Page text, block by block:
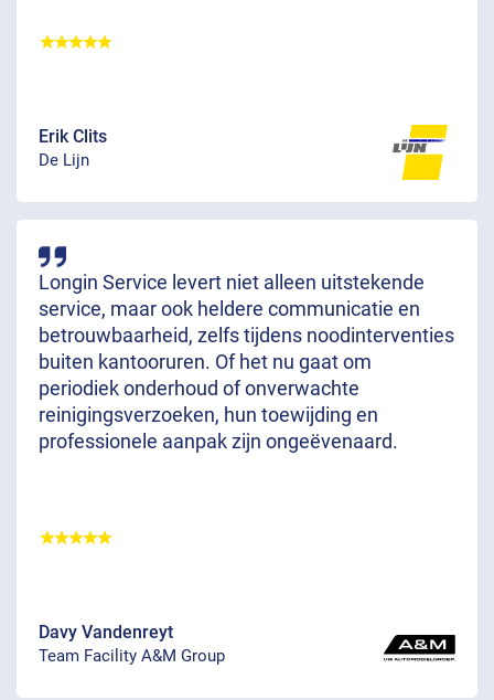
Erik Clits
De Lijn
Longin Service levert niet alleen uitstekende
service, maar ook heldere communicatie en
betrouwbaarheid, zelfs tijdens noodinterventies
buiten kantooruren. Of het nu gaat om
periodiek onderhoud of onverwachte
reinigingsverzoeken, hun toewijding en
professionele aanpak zijn ongeëvenaard.
Davy Vandenreyt
Team Facility A&M Group